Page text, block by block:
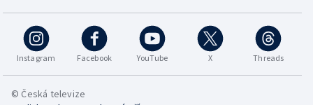
Instagram Facebook YouTube X Threads
© Česká televize